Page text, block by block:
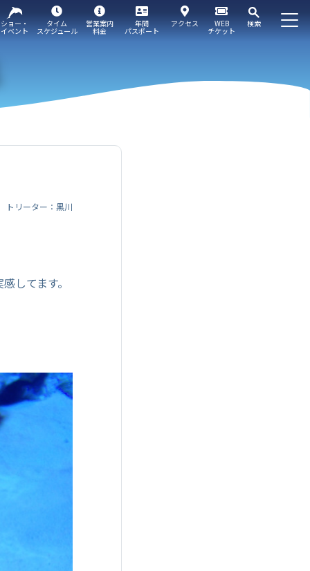
WEB
チケット
検索
ショー・
イベント
タイム
スケジュール
営業案内
料金
年間
パスポート
アクセス
トリーター：黒川
してます。